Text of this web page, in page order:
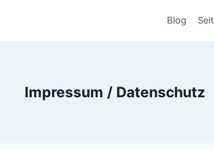
Blog
Impressum / Datenschutz